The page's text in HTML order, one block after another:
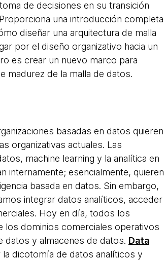
de decisiones en su transición
una introducción completa
diseñar una arquitectura de malla
por el diseño organizativo hacia un
es crear un nuevo marco para
madurez de la malla de datos.
basadas en datos quieren
organizativas actuales. Las
machine learning y la analítica en
esencialmente, quieren
basada en datos. Sin embargo,
integrar datos analíticos, acceder
Hoy en día, todos los
los dominios comerciales operativos
datos y almacenes de datos. Data
dicotomía de datos analíticos y